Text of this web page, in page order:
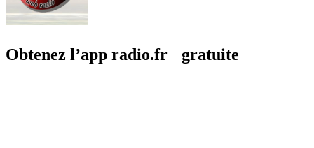
Obtenez l’app radio.fr gratuite